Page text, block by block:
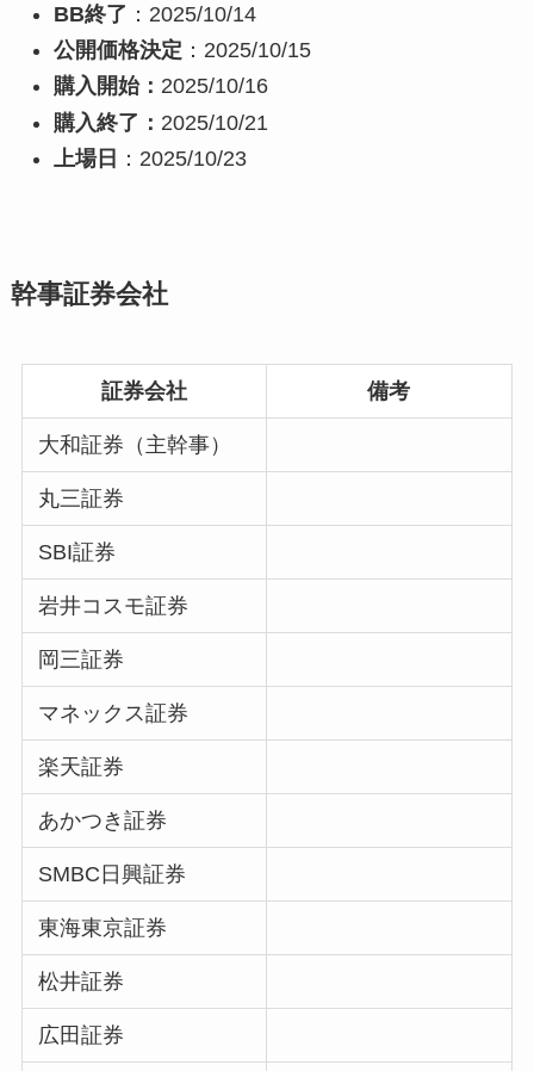
BB終了 ：2025/10/14
公開価格決定 ：2025/10/15
購入開始： 2025/10/16
購入終了： 2025/10/21
上場日 ：2025/10/23
幹事証券会社
証券会社 備考
大和証券（主幹事）
丸三証券
SBI証券
岩井コスモ証券
岡三証券
マネックス証券
楽天証券
あかつき証券
SMBC日興証券
東海東京証券
松井証券
広田証券